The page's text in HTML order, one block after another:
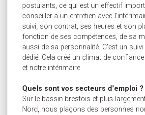
postulants, ce qui est un effectif
conseiller a un entretien avec
suivi, son contrat, ses heures et son
fonction de ses compétences, de sa
aussi de sa personnalité. C'est un
dédié. Cela créé un climat de
et notre intérimaire.
Quels sont vos secteurs d'emploi ?
Sur le bassin brestois et plus
Nord, nous plaçons des personnes